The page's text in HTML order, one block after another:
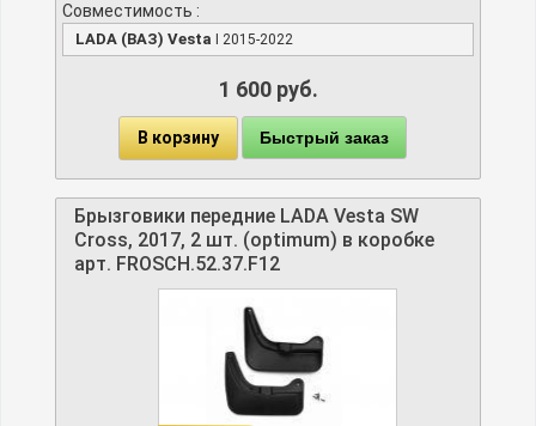
Совместимость :
LADA (ВАЗ) Vesta I 2015-2022
1 600 руб.
В корзину Быстрый заказ
Брызговики передние LADA Vesta SW
Cross, 2017, 2 шт. (optimum) в коробке
арт. FROSCH.52.37.F12